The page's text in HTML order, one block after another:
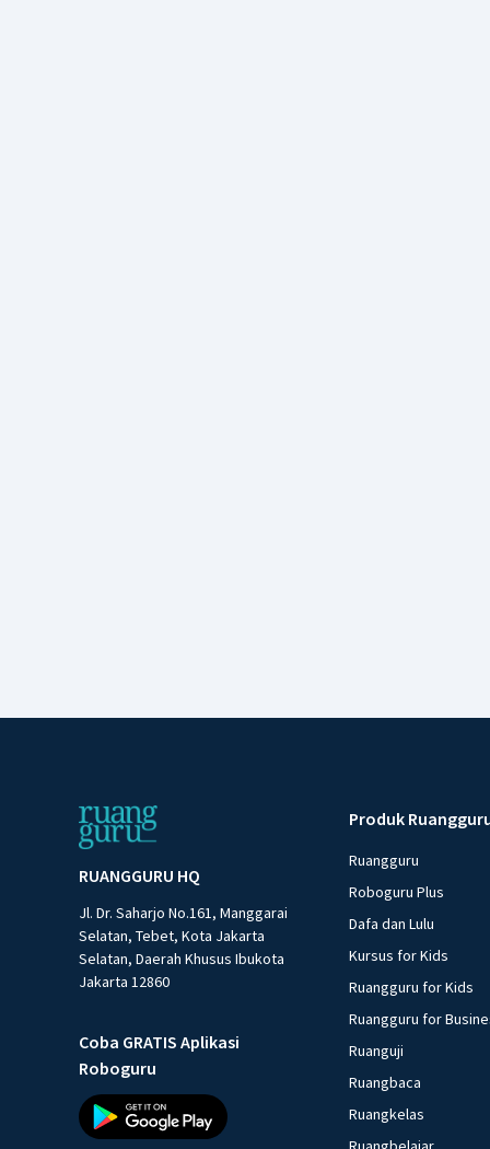
RUANGGURU HQ
Jl. Dr. Saharjo No.161, Manggarai
Selatan, Tebet, Kota Jakarta
Selatan, Daerah Khusus Ibukota
Jakarta 12860
Coba GRATIS Aplikasi
Roboguru
Produk
Ruangguru
Roboguru Plus
Dafa dan Lulu
Kursus for Kids
Ruangguru for Kids
Ruangguru for
Ruanguji
Ruangbaca
Ruangkelas